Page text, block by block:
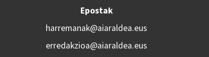
Epostak
harremanak@aiaraldea.eus
erredakzioa@aiaraldea.eus